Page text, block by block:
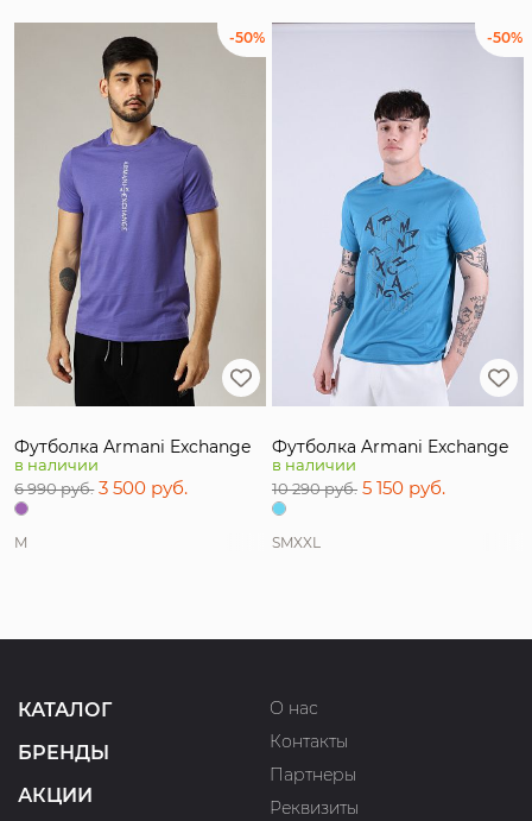
-50%
Футболка Armani Exchange
в наличии
6 990 руб. 3 500 руб.
M
-50%
Футболка Armani Exchange
в наличии
10 290 руб. 5 150 руб.
SMXXL
КАТАЛОГ
БРЕНДЫ
АКЦИИ
О нас
Контакты
Партнеры
Реквизиты